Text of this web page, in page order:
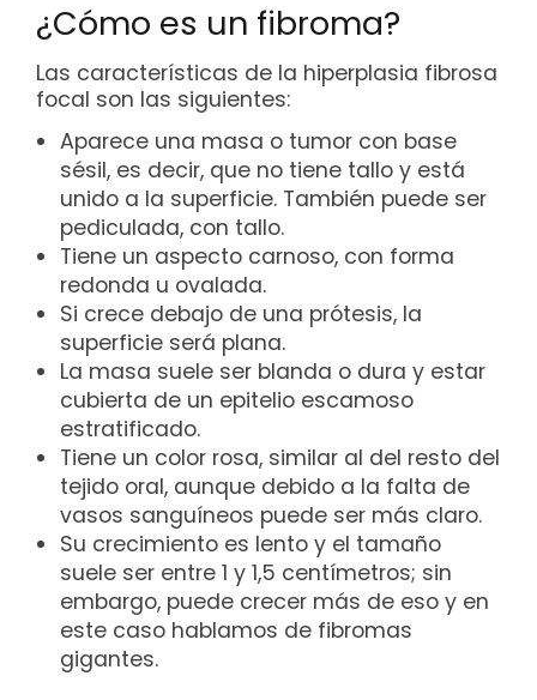
¿Cómo es un fibroma?
Las características de la hiperplasia fibrosa
focal son las siguientes:
Aparece una masa o tumor con base
sésil, es decir, que no tiene tallo y está
unido a la superficie. También puede ser
pediculada, con tallo.
Tiene un aspecto carnoso, con forma
redonda u ovalada.
Si crece debajo de una prótesis, la
superficie será plana.
La masa suele ser blanda o dura y estar
cubierta de un epitelio escamoso
estratificado.
Tiene un color rosa, similar al del resto del
tejido oral, aunque debido a la falta de
vasos sanguíneos puede ser más claro.
Su crecimiento es lento y el tamaño
suele ser entre 1 y 1,5 centímetros; sin
embargo, puede crecer más de eso y en
este caso hablamos de fibromas
gigantes.